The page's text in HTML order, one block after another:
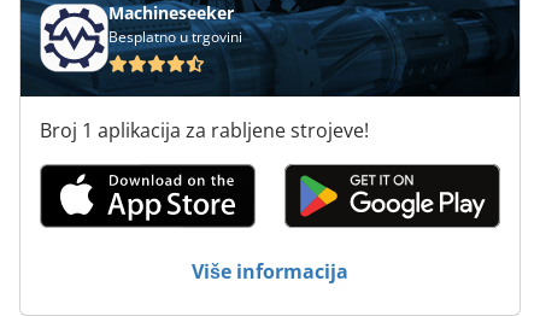
Machineseeker
Besplatno u trgovini
Broj 1 aplikacija za rabljene strojeve!
Više informacija